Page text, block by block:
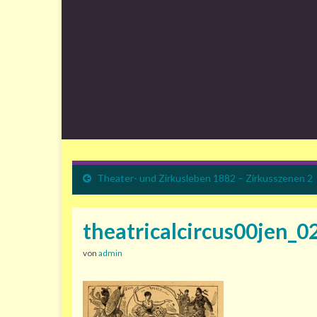
Theater- und Zirkusleben 1882 – Zirkusszenen 2
von admin